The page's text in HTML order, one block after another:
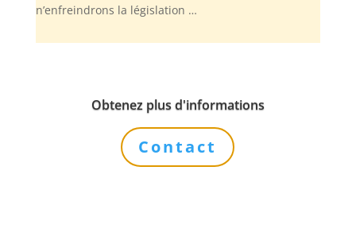
n’enfreindrons la législation …
Obtenez plus d'informations
Contact